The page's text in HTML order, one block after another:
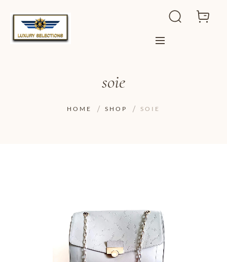
soie
HOME SHOP SOIE